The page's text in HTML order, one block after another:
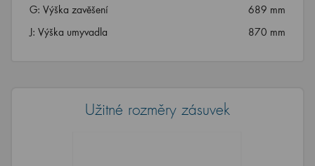
G: Výška zavěšení
689 mm
J: Výška umyvadla
870 mm
Užitné rozměry zásuvek